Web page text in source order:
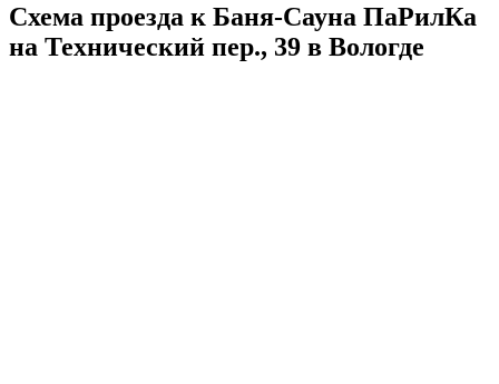
Схема проезда к Баня-Сауна ПаРилКа
на Технический пер., 39 в Вологде